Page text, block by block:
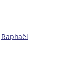
Raphaël